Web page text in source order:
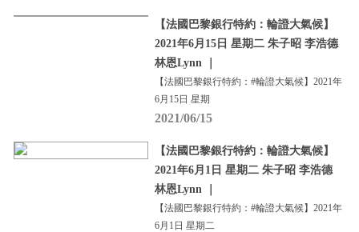
【法國巴黎銀行特約：輪證大氣候】
2021年6月15日 星期二 朱子昭 李浩德
林恩Lynn ｜
【法國巴黎銀行特約：#輪證大氣候】2021年
6月15日 星期
2021/06/15
【法國巴黎銀行特約：輪證大氣候】
2021年6月1日 星期二 朱子昭 李浩德
林恩Lynn ｜
【法國巴黎銀行特約：#輪證大氣候】2021年
6月1日 星期二